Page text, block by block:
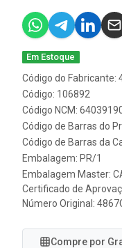
Em Estoque
Código do Fabricante:
Código: 106892
Código NCM:
Código de Barras do
Código de Barras da
Embalagem: PR/1
Embalagem Master:
Certificado de
Número Original:
Compre por